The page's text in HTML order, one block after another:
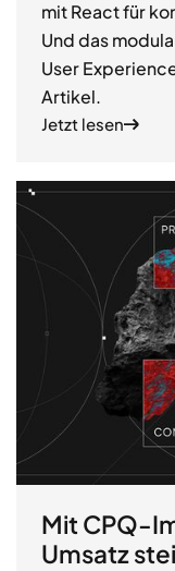
mit React für
Und das
User
Artikel.
Jetzt lesen
Mit CPQ-
Umsatz